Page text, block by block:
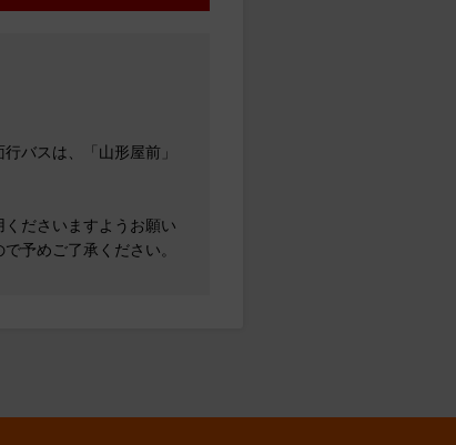
バスは、「山形屋前」
ださいますようお願い
予めご了承ください。